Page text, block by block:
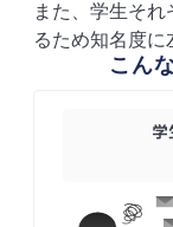
また、学生そ
るため知名度に
こん